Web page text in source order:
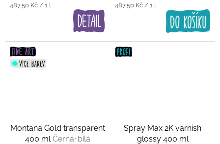
Měrná
487,50 Kč / 1 l
Měrná
487,50 Kč / 1 l
Montana Gold transparent
400 ml Černá+bílá
Spray Max 2K varnish
glossy 400 ml